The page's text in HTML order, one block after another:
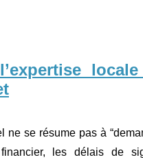
se résume pas à
financier, les délais de